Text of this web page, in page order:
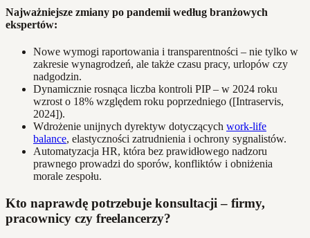
Najważniejsze zmiany po pandemii według branżowych
ekspertów:
Nowe wymogi raportowania i transparentności – nie tylko w
zakresie wynagrodzeń, ale także czasu pracy, urlopów czy
nadgodzin.
Dynamicznie rosnąca liczba kontroli PIP – w 2024 roku
wzrost o 18% względem roku poprzedniego ([Intraservis,
2024]).
Wdrożenie unijnych dyrektyw dotyczących work-life
balance, elastyczności zatrudnienia i ochrony sygnalistów.
Automatyzacja HR, która bez prawidłowego nadzoru
prawnego prowadzi do sporów, konfliktów i obniżenia
morale zespołu.
Kto naprawdę potrzebuje konsultacji – firmy,
pracownicy czy freelancerzy?